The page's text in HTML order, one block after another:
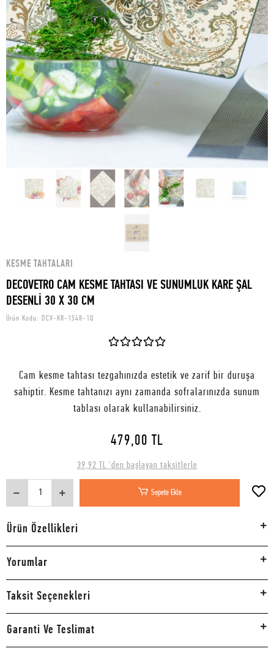
KESME TAHTALARI
DECOVETRO CAM KESME TAHTASI VE SUNUMLUK KARE ŞAL
DESENLİ 30 X 30 CM
Ürün Kodu: DCV-KR-1548-1Q
Cam kesme tahtası tezgahınızda estetik ve zarif bir duruşa
sahiptir. Kesme tahtanızı aynı zamanda sofralarınızda sunum
tablası olarak kullanabilirsiniz.
479,00 TL
39,92 TL 'den başlayan taksitlerle
Sepete Ekle
Ürün Özellikleri
Yorumlar
Taksit Seçenekleri
Garanti Ve Teslimat